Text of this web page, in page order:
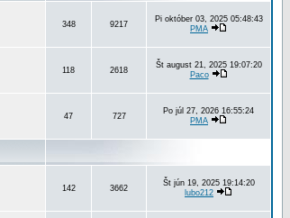
348 9217
Pi október 03, 2025 05:48:43
PMA
118 2618
Št august 21, 2025 19:07:20
Paco
47 727
Po júl 27, 2026 16:55:24
PMA
142 3662
Št jún 19, 2025 19:14:20
lubo212